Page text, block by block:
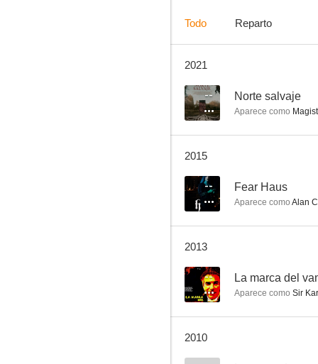
El hombre atrapado
6.5
Todo Reparto
2021
-- Norte salvaje
Aparece como
2015
-- Fear Haus
Aparece como Alan
2013
-- La marca del
Aparece como Sir
2010